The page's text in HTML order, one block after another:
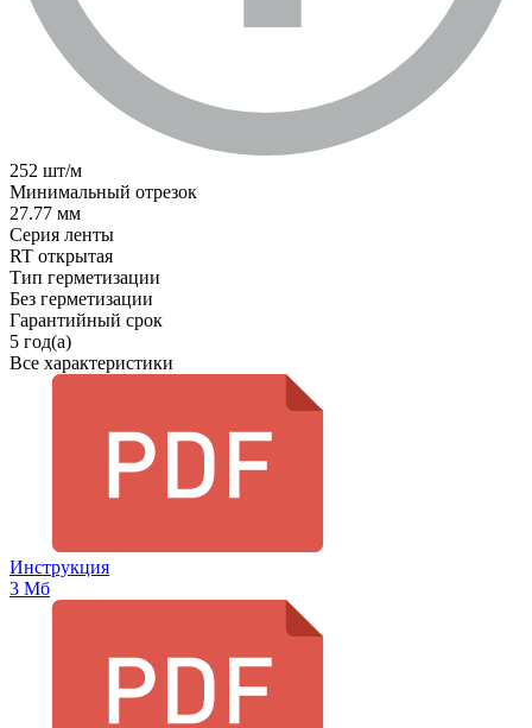
252 шт/м
Минимальный отрезок
27.77 мм
Серия ленты
RT открытая
Тип герметизации
Без герметизации
Гарантийный срок
5 год(а)
Все характеристики
Инструкция
3 Мб